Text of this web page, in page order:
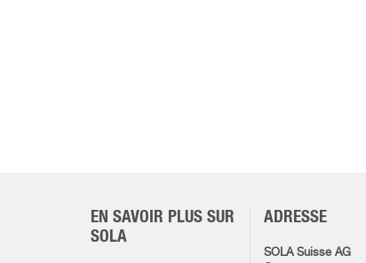
EN SAVOIR PLUS SUR
SOLA
ADRESSE
SOLA Suisse AG